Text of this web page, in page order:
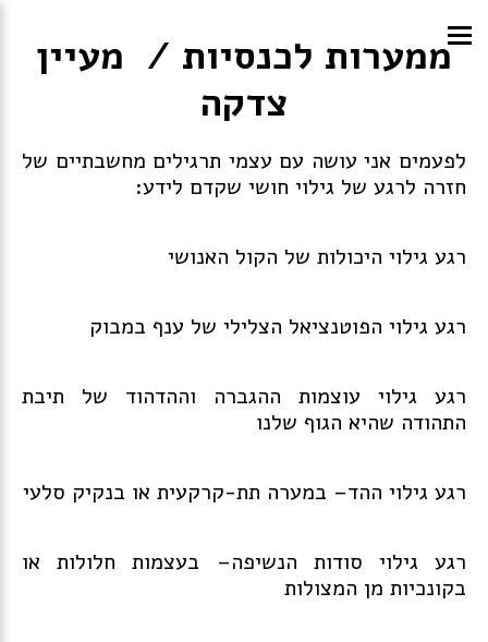
ממערות לכנסיות / מעיין
צדקה
לפעמים אני עושה עם עצמי תרגילים מחשבתיים של
חזרה לרגע של גילוי חושי שקדם לידע:
רגע גילוי היכולות של הקול האנושי
רגע גילוי הפוטנציאל הצלילי של ענף במבוק
רגע גילוי עוצמות ההגברה וההדהוד של תיבת
התהודה שהיא הגוף שלנו
רגע גילוי ההד– במערה תת-קרקעית או בנקיק סלעי
רגע גילוי סודות הנשיפה– בעצמות חלולות או
בקונכיות מן המצולות